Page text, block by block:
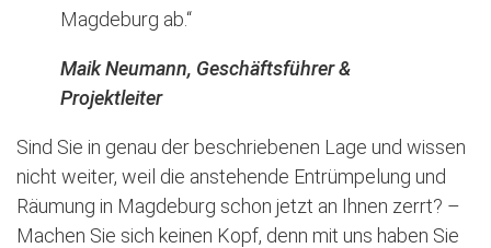
Magdeburg ab.“
Maik Neumann, Geschäftsführer &
Projektleiter
Sind Sie in genau der beschriebenen Lage und wissen
nicht weiter, weil die anstehende Entrümpelung und
Räumung in Magdeburg schon jetzt an Ihnen zerrt? –
Machen Sie sich keinen Kopf, denn mit uns haben Sie